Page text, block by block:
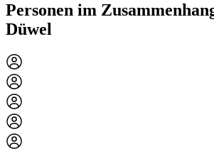
Personen im
Düwel